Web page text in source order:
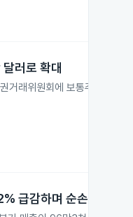
러로 확대
래위원회에 보통주 발행 한
급감하며 순손실 기록